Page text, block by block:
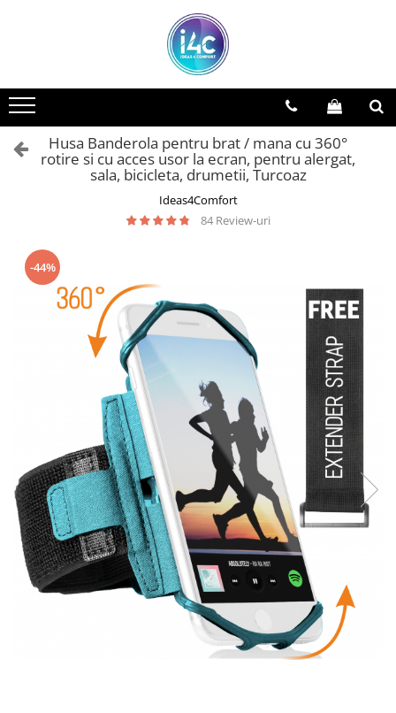
Husa Banderola pentru brat / mana cu 360°
rotire si cu acces usor la ecran, pentru alergat,
sala, bicicleta, drumetii, Turcoaz
Ideas4Comfort
84 Review-uri
-44%